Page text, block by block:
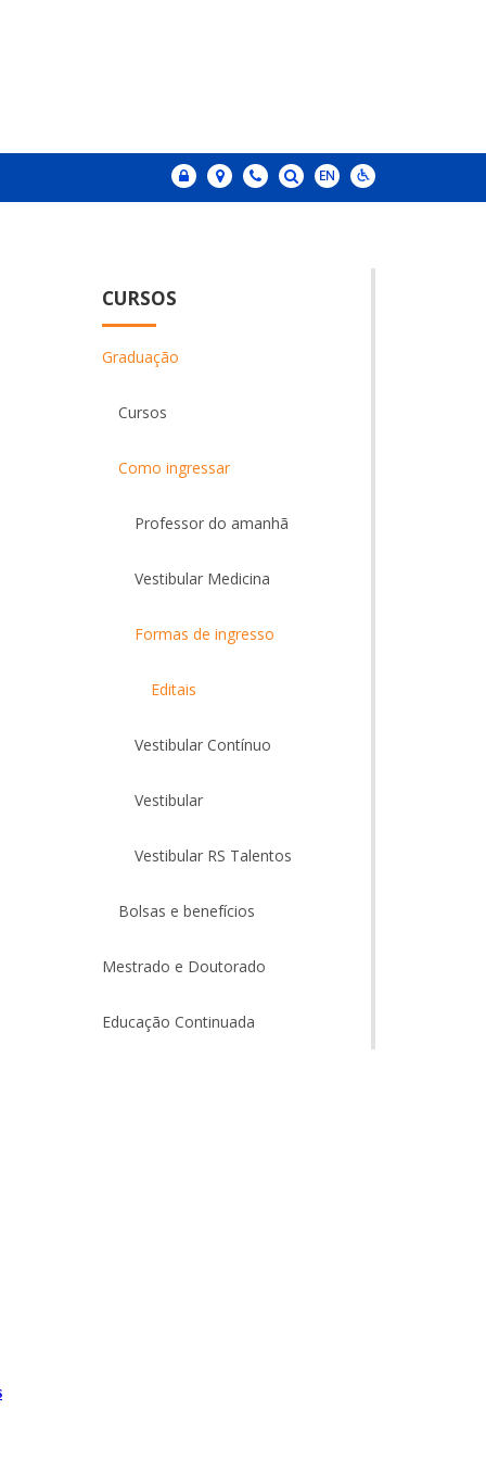
CURSOS
Graduação
Cursos
Como ingressar
Professor do amanhã
Vestibular Medicina
Formas de ingresso
Editais
Vestibular Contínuo
Vestibular
Vestibular RS Talentos
Bolsas e benefícios
Mestrado e Doutorado
Educação Continuada